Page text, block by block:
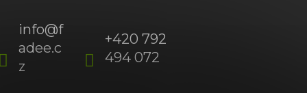
info@f
adee.c
z
+420 792
494 072
(Po-